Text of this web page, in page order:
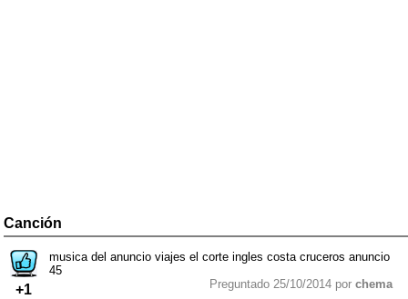
Canción
+1
musica del anuncio viajes el corte ingles costa cruceros anuncio
45
Preguntado 25/10/2014 por chema